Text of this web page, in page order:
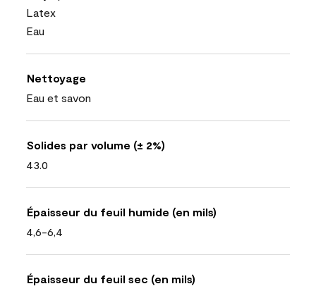
Latex
Eau
Nettoyage
Eau et savon
Solides par volume (± 2%)
43.0
Épaisseur du feuil humide (en mils)
4,6-6,4
Épaisseur du feuil sec (en mils)